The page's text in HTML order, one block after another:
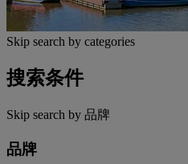
Skip search by categories
搜索条件
Skip search by 品牌
品牌